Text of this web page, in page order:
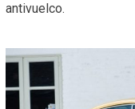
antivuelco.